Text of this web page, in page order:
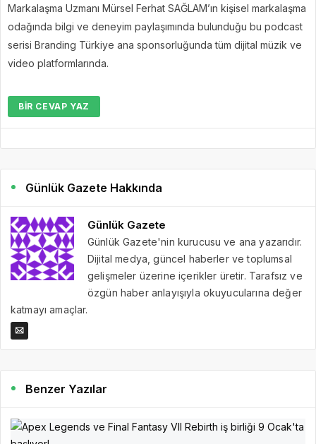
Markalaşma Uzmanı Mürsel Ferhat SAĞLAM’ın kişisel markalaşma
odağında bilgi ve deneyim paylaşımında bulunduğu bu podcast
serisi Branding Türkiye ana sponsorluğunda tüm dijital müzik ve
video platformlarında.
BIR CEVAP YAZ
Günlük Gazete Hakkında
Günlük Gazete
Günlük Gazete'nin kurucusu ve ana yazarıdır.
Dijital medya, güncel haberler ve toplumsal
gelişmeler üzerine içerikler üretir. Tarafsız ve
özgün haber anlayışıyla okuyucularına değer
katmayı amaçlar.
Benzer Yazılar